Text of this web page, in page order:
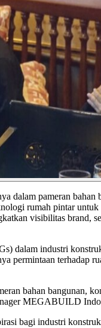
dalam pameran bahan
rumah pintar
visibilitas brand,
dalam industri
permintaan terhadap
bahan bangunan,
MEGABUILD
bagi industri